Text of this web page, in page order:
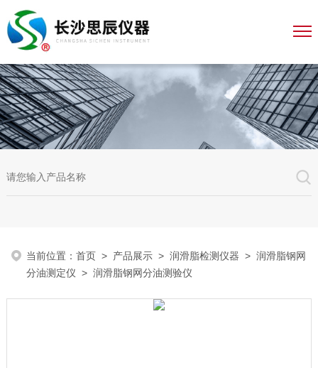
当前位置：首页 > 产品展示 >润滑脂检测仪器 >润滑脂钢网
分油测定仪 > 润滑脂钢网分油测验仪